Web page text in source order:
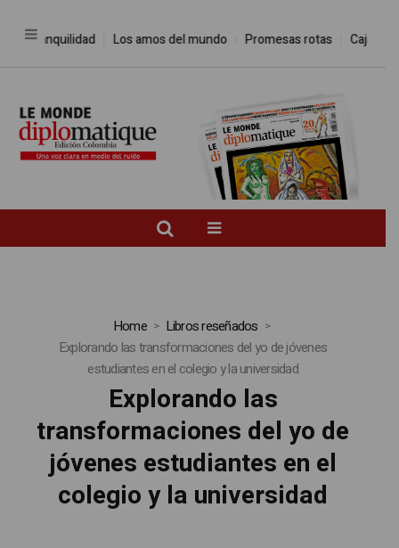
Los amos del mundo Promesas rotas Caja de
Home
Libros reseñados
Explorando las transformaciones del yo de jóvenes
estudiantes en el colegio y la universidad
Explorando las
transformaciones del yo de
jóvenes estudiantes en el
colegio y la universidad